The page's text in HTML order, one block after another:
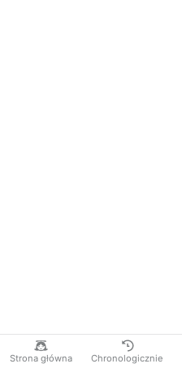
Strona główna Chronologicznie